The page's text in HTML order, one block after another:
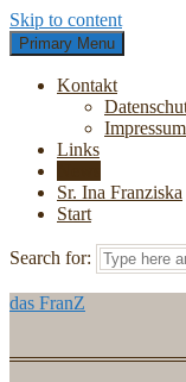
Skip to content
Primary Menu
Kontakt
Links
Sr. Ina Franziska
Start
Search for:
das FranZ